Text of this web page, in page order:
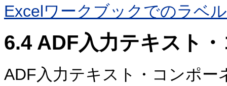
Excelワークブックでのラベ
6.4 ADF入力テキスト
ADF入力テキスト・コンポ